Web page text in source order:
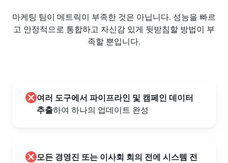
마케팅 팀이 메트릭이 부족한 것은 아닙니다. 성능을 빠르
고 안정적으로 통합하고 자신감 있게 뒷받침할 방법이 부
족할 뿐입니다.
여러 도구에서 파이프라인 및 캠페인 데이터
추출하여 하나의 업데이트 완성
모든 경영진 또는 이사회 회의 전에 시스템 전